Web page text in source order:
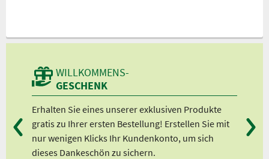
WILLKOMMENS-
GESCHENK
Erhalten Sie eines unserer exklusiven Produkte
gratis zu Ihrer ersten Bestellung! Erstellen Sie mit
nur wenigen Klicks Ihr Kundenkonto, um sich
dieses Dankeschön zu sichern.
Ab